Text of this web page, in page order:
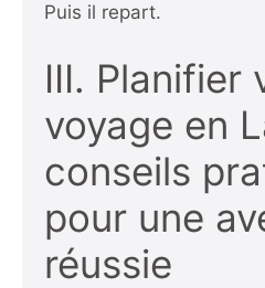
Puis il repart.
III. Planifier
voyage en
conseils
pour une
réussie